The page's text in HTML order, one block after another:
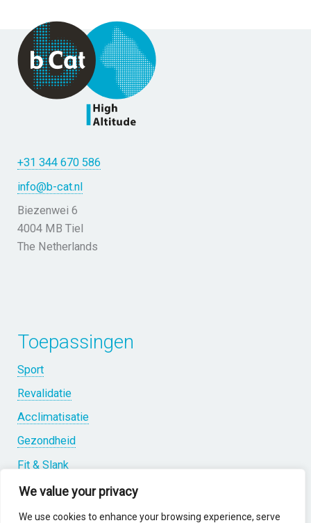
We value your privacy
We use cookies to enhance your browsing experience, serve
+31 344 670 586
info@b-cat.nl
Biezenwei 6
4004 MB Tiel
The Netherlands
Toepassingen
Sport
Revalidatie
Acclimatisatie
Gezondheid
Fit & Slank
Diabetes en overgewicht
Astma & COPD